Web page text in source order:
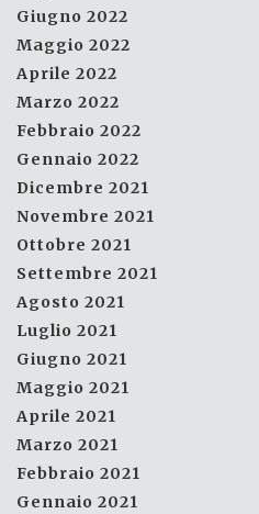
Giugno 2022
Maggio 2022
Aprile 2022
Marzo 2022
Febbraio 2022
Gennaio 2022
Dicembre 2021
Novembre 2021
Ottobre 2021
Settembre 2021
Agosto 2021
Luglio 2021
Giugno 2021
Maggio 2021
Aprile 2021
Marzo 2021
Febbraio 2021
Gennaio 2021